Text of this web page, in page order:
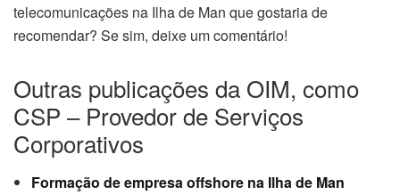
telecomunicações na Ilha de Man que gostaria de
recomendar? Se sim, deixe um comentário!
Outras publicações da OIM, como
CSP – Provedor de Serviços
Corporativos
Formação de empresa offshore na Ilha de Man